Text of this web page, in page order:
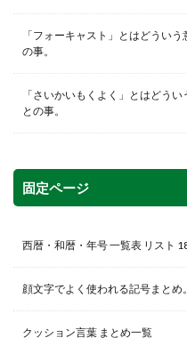
「フォーキャスト」とはどうい
の事。
「さいかいもくよく」とはどう
との事。
固定ページ
西暦・和暦・年号 一覧表 リスト
顔文字でよく使われる記号まとめ
クッション言葉 まとめ一覧